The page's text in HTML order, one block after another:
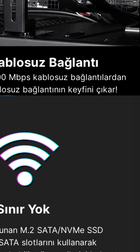
Bağlantı
Mbps kablosuz bağlantılardan
bağlantının keyfini çıkar!
Yok
M.2 SATA/NVMe SSD
slotlarını kullanarak